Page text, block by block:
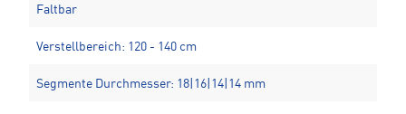
Faltbar
Verstellbereich: 120 - 140 cm
Segmente Durchmesser: 18|16|14|14 mm